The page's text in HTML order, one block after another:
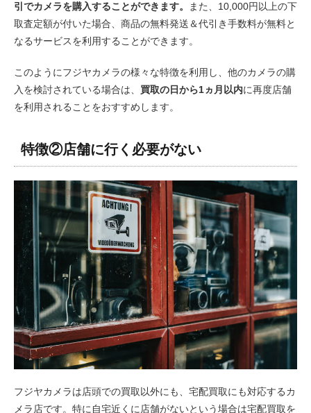
引でカメラを購入することができます。
また、10,000円以上の下
取査定額が付いた場合、商品の無料発送＆代引き手数料が無料と
なるサービスを利用することができます。
このようにフジヤカメラの様々な特徴を利用し、他のカメラの購
入を検討されている場合は、 買取の日から1ヵ月以内に再度店舗
を利用されることをおすすめします。
特徴②店舗に行く必要がない
フジヤカメラは店頭での買取以外にも、宅配買取にも対応するカ
メラ店です。特に自宅近くに店舗がないという場合は宅配買取を